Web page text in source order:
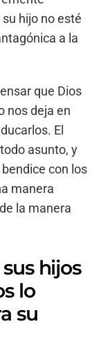
hijo no esté
a la
que Dios
nos deja en
El
asunto, y
con los
manera
la manera
hijos
lo
su